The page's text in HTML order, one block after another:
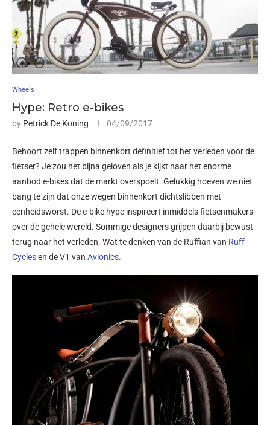
Wheels
Hype: Retro e-bikes
by Petrick De Koning 04/09/2017
Behoort zelf trappen binnenkort definitief tot het verleden voor de
fietser? Je zou het bijna geloven als je kijkt naar het enorme
aanbod e-bikes dat de markt overspoelt. Gelukkig hoeven we niet
bang te zijn dat onze wegen binnenkort dichtslibben met
eenheidsworst. De e-bike hype inspireert inmiddels fietsenmakers
over de gehele wereld. Sommige designers grijpen daarbij bewust
terug naar het verleden. Wat te denken van de Ruffian van Ruff
Cyclesen de V1 van Avionics.